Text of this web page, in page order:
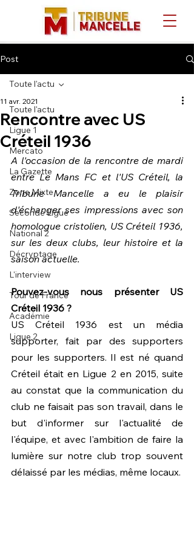
Post
Toute l'actu
Ligue 1
Mercato
La Gazette
Zone Mixte
Seconde Ligue
National 2
Décryptage
L'interview
Tour de France
Académie
Ligue 2
Toute l'actu
Rencontre avec US
Créteil 1936
11 avr. 2021
A l'occasion de la rencontre de mardi
entre Le Mans FC et l'US Créteil, la
Tribune Mancelle a eu le plaisir
d'échanger ses impressions avec son
homologue cristolien, US Créteil 1936,
sur les deux clubs, leur histoire et la
saison actuelle.
Pouvez-vous nous présenter US
Créteil 1936 ?
US Créteil 1936 est un média
supporter, fait par des supporters
pour les supporters. Il est né quand
Créteil était en Ligue 2 en 2015, suite
au constat que la communication du
club ne faisait pas son travail, dans le
but d'informer sur l'actualité de
l'équipe, et avec l'ambition de faire la
lumière sur notre club trop souvent
délaissé par les médias, même locaux.